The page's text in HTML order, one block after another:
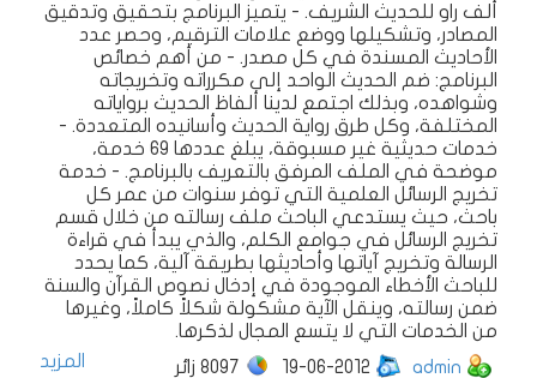
ألف راو للحديث الشريف. - يتميز البرنامج بتحقيق وتدقيق
المصادر، وتشكيلها ووضع علامات الترقيم، وحصر عدد
الأحاديث المسندة في كل مصدر. - من أهم خصائص
البرنامج: ضم الحديث الواحد إلى مكرراته وتخريجاته
وشواهده، وبذلك اجتمع لدينا ألفاظ الحديث برواياته
المختلفة، وكل طرق رواية الحديث وأسانيده المتعددة. -
خدمات حديثية غير مسبوقة، يبلغ عددها 69 خدمة،
موضحة في الملف المرفق بالتعريف بالبرنامج. - خدمة
تخريج الرسائل العلمية التي توفر سنوات من عمر كل
باحث، حيث يستدعي الباحث ملف رسالته من خلال قسم
تخريج الرسائل في جوامع الكلم، والذي يبدأ في قراءة
الرسالة وتخريج آياتها وأحاديثها بطريقة آلية، كما يحدد
للباحث الأخطاء الموجودة في إدخال نصوص القرآن والسنة
ضمن رسالته، وينقل الآية مشكولة شكلاً كاملاً، وغيرها
من الخدمات التي لا يتسع المجال لذكرها.
المزيد
admin
19-06-2012
8097 زائر